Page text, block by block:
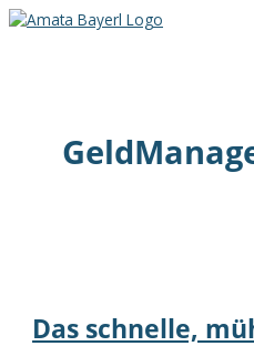
Zum
Das schnelle,